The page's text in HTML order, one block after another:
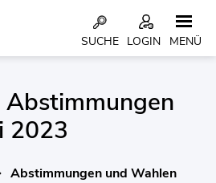
LOGIN
SUCHE MENÜ
2023
Abstimmungen und Wahlen